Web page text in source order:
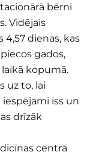
bērni
Vidējais
4,57 dienas, kas
gados,
kopumā.
uz to, lai
īss un
drīzāk
centrā